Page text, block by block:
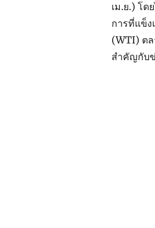
เม.ย.) โด
การที่แข็
(WTI) ตล
สำคัญกับ